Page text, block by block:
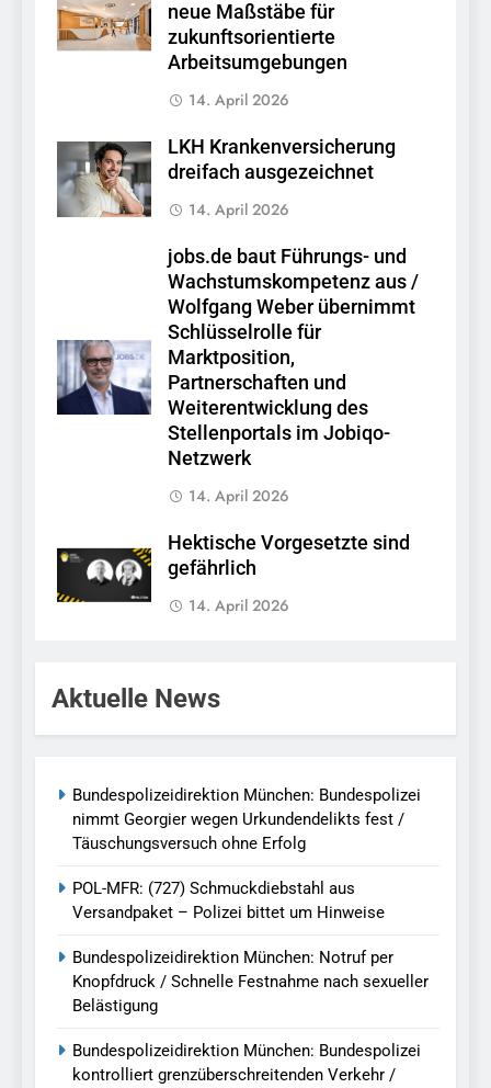
neue Maßstäbe für
zukunftsorientierte
Arbeitsumgebungen
14. April 2026
LKH Krankenversicherung
dreifach ausgezeichnet
14. April 2026
jobs.de baut Führungs- und
Wachstumskompetenz aus /
Wolfgang Weber übernimmt
Schlüsselrolle für
Marktposition,
Partnerschaften und
Weiterentwicklung des
Stellenportals im Jobiqo-
Netzwerk
14. April 2026
Hektische Vorgesetzte sind
gefährlich
14. April 2026
Aktuelle News
Bundespolizeidirektion München: Bundespolizei
nimmt Georgier wegen Urkundendelikts fest /
Täuschungsversuch ohne Erfolg
POL-MFR: (727) Schmuckdiebstahl aus
Versandpaket – Polizei bittet um Hinweise
Bundespolizeidirektion München: Notruf per
Knopfdruck / Schnelle Festnahme nach sexueller
Belästigung
Bundespolizeidirektion München: Bundespolizei
kontrolliert grenzüberschreitenden Verkehr /